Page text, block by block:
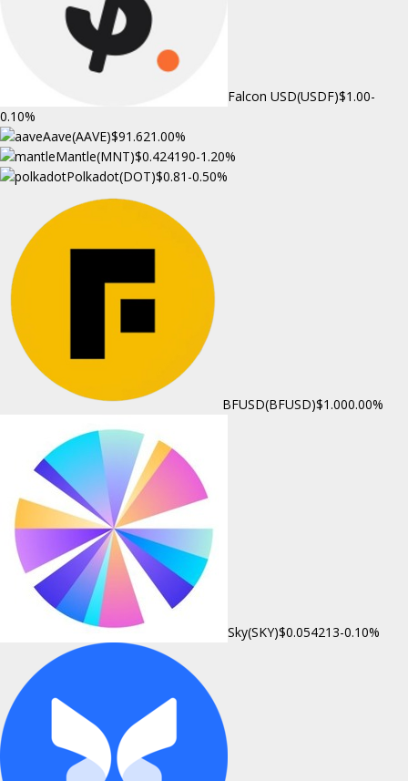
Falcon USD(USDF)$1.00-
0.10%
Aave(AAVE)$91.621.00%
Mantle(MNT)$0.424190-1.20%
Polkadot(DOT)$0.81 -0.50%
BFUSD(BFUSD)$1.000.00%
Sky(SKY)$0.054213-0.10%